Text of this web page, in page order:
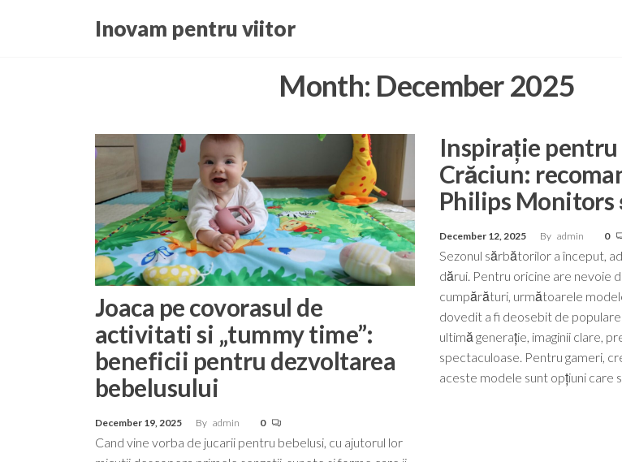
Inovam pentru viitor
Month: December 2025
Joaca pe covorasul de
activitati si „tummy time”:
beneficii pentru dezvoltarea
bebelusului
December 19, 2025 By admin 0
Cand vine vorba de jucarii pentru bebelusi, cu ajutorul lor
Inspirație
Crăciun:
Philips Monitors
December 12, 2025 By admin 0
Sezonul sărbătorilor a început,
dărui. Pentru oricine are nevoie
cumpărături, următoarele
dovedit a fi deosebit de
ultimă generație, imaginii clare,
spectaculoase. Pentru gameri,
aceste modele sunt opțiuni care